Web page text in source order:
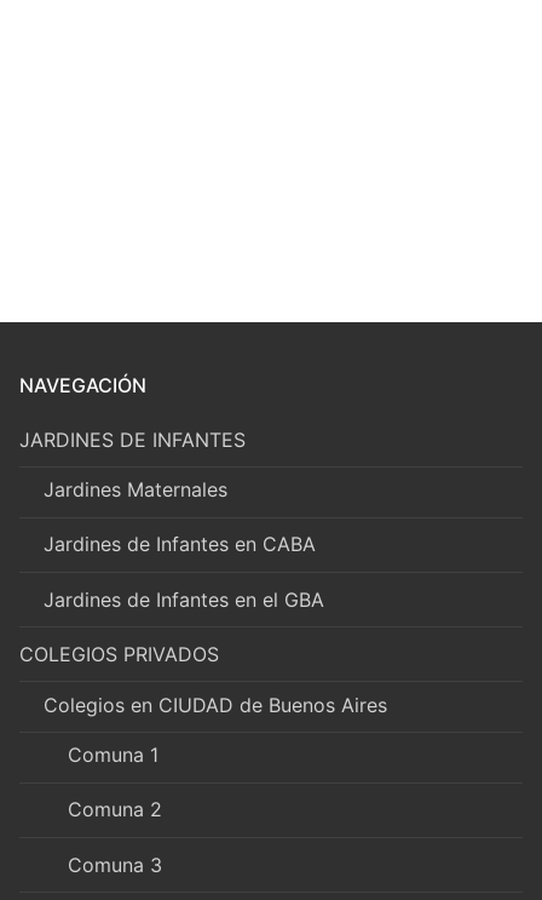
NAVEGACIÓN
JARDINES DE INFANTES
Jardines Maternales
Jardines de Infantes en CABA
Jardines de Infantes en el GBA
COLEGIOS PRIVADOS
Colegios en CIUDAD de Buenos Aires
Comuna 1
Comuna 2
Comuna 3